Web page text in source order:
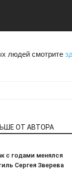
людей смотрите
ОТ АВТОРА
с годами менялся
Сергея Зверева